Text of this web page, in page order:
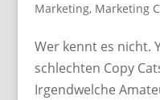
Marketing, Marketing
Wer kennt es nicht.
schlechten Copy
Irgendwelche